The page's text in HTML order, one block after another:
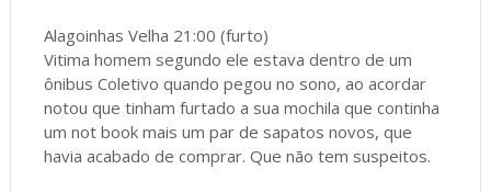
Alagoinhas Velha 21:00 (furto)
Vitima homem segundo ele estava dentro de um
ônibus Coletivo quando pegou no sono, ao acordar
notou que tinham furtado a sua mochila que continha
um not book mais um par de sapatos novos, que
havia acabado de comprar. Que não tem suspeitos.